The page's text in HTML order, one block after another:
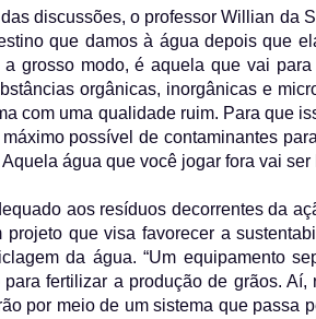
discussões, o professor Willian da
que damos à água depois que
grosso modo, é aquela que vai
orgânicas, inorgânicas e
com uma qualidade ruim. Para que
possível de contaminantes
água que você jogar fora vai ser
aos resíduos decorrentes da
que visa favorecer a
da água. “Um equipamento
fertilizar a produção de grãos. Aí,
por meio de um sistema que passa